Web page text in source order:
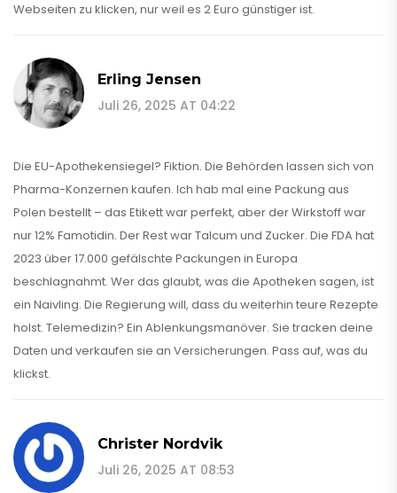
Webseiten zu klicken, nur weil es 2 Euro günstiger ist.
Erling Jensen
Juli 26, 2025 AT 04:22
Die EU-Apothekensiegel? Fiktion. Die Behörden lassen sich von
Pharma-Konzernen kaufen. Ich hab mal eine Packung aus
Polen bestellt – das Etikett war perfekt, aber der Wirkstoff war
nur 12% Famotidin. Der Rest war Talcum und Zucker. Die FDA hat
2023 über 17.000 gefälschte Packungen in Europa
beschlagnahmt. Wer das glaubt, was die Apotheken sagen, ist
ein Naivling. Die Regierung will, dass du weiterhin teure Rezepte
holst. Telemedizin? Ein Ablenkungsmanöver. Sie tracken deine
Daten und verkaufen sie an Versicherungen. Pass auf, was du
klickst.
Christer Nordvik
Juli 26, 2025 AT 08:53